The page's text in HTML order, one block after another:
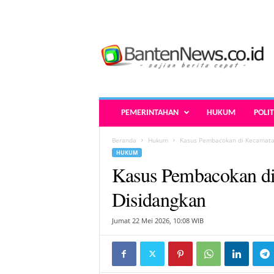
n
-
PEMERINTAHAN HUKUM
Beranda Hukum Kasus Pembacokan di
HUKUM
Kasus Pembacokan
Disidangkan
Jumat 22 Mei 2026, 10:08 WIB